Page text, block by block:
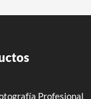
Profesional